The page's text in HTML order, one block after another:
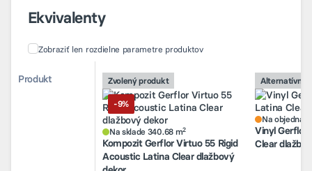
Ekvivalenty
Zobraziť len rozdielne parametre produktov
Porovnanie alternatívnych produktov
Produkt Zvolený produkt
-9%
Na sklade 340.68 m2
Kompozit Gerflor Virtuo 55 Rigid
Acoustic Latina Clear dlažbový
Alternatívny
Na
Vinyl Gerflor
Clear
Porovnanie alternatívnych produktov
Produkt Zvolený produkt
-9%
Na sklade 340.68 m2
Kompozit Gerflor Virtuo 55 Rigid
Acoustic Latina Clear dlažbový
dekor
Alternatívny
Na
Vinyl Gerflor
Clear